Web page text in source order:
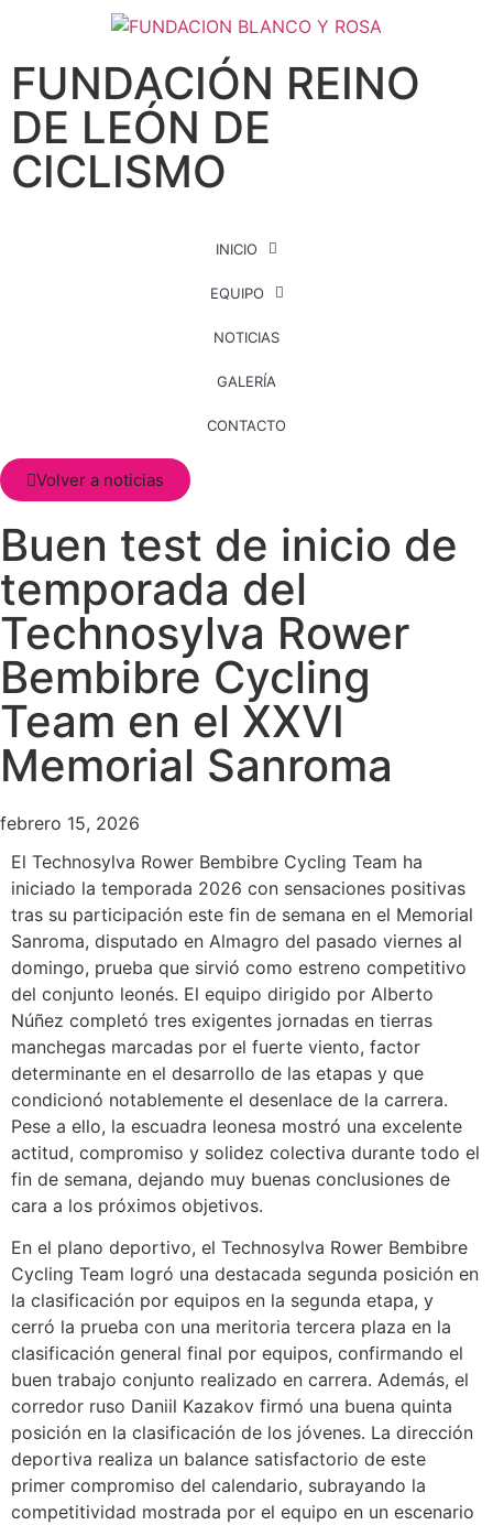
FUNDACIÓN REINO
DE LEÓN DE
CICLISMO
INICIO
EQUIPO
NOTICIAS
GALERÍA
CONTACTO
Volver a noticias
Buen test de inicio de
temporada del
Technosylva Rower
Bembibre Cycling
Team en el XXVI
Memorial Sanroma
febrero 15, 2026
El Technosylva Rower Bembibre Cycling Team ha
iniciado la temporada 2026 con sensaciones positivas
tras su participación este fin de semana en el Memorial
Sanroma, disputado en Almagro del pasado viernes al
domingo, prueba que sirvió como estreno competitivo
del conjunto leonés. El equipo dirigido por Alberto
Núñez completó tres exigentes jornadas en tierras
manchegas marcadas por el fuerte viento, factor
determinante en el desarrollo de las etapas y que
condicionó notablemente el desenlace de la carrera.
Pese a ello, la escuadra leonesa mostró una excelente
actitud, compromiso y solidez colectiva durante todo el
fin de semana, dejando muy buenas conclusiones de
cara a los próximos objetivos.
En el plano deportivo, el Technosylva Rower Bembibre
Cycling Team logró una destacada segunda posición en
la clasificación por equipos en la segunda etapa, y
cerró la prueba con una meritoria tercera plaza en la
clasificación general final por equipos, confirmando el
buen trabajo conjunto realizado en carrera. Además, el
corredor ruso Daniil Kazakov firmó una buena quinta
posición en la clasificación de los jóvenes. La dirección
deportiva realiza un balance satisfactorio de este
primer compromiso del calendario, subrayando la
competitividad mostrada por el equipo en un escenario